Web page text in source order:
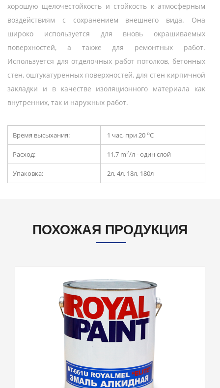
хорошую щелочестойкость и стойкость к атмосферным
воздействиям с сохранением внешнего вида. Она
широко используется для вновь окрашиваемых
поверхностей, а также для ремонтных работ.
Используется для отделочных работ потолков, бетонных
стен, оштукатуренных поверхностей, для стен кирпичной
закладки и в качестве изоляционного материала как
внутренних, так и наружных работ.
Время высыхания: 1 час, при 20 оС
Расход: 11,7 m2/л - один слой
Упаковка: 2л, 4л, 18л, 180л
ПОХОЖАЯ ПРОДУКЦИЯ